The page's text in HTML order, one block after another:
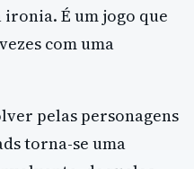
É um jogo que
com uma
pelas personagens
torna-se uma